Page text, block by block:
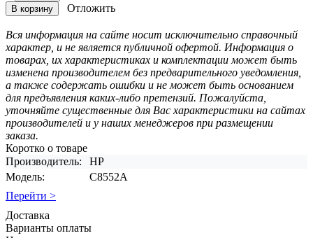
В корзину Отложить
Вся информация на сайте носит исключительно справочный
характер, и не является публичной офертой. Информация о
товарах, их характеристиках и комплектации может быть
изменена производителем без предварительного уведомления,
а также содержать ошибки и не может быть основанием
для предъявления каких-либо претензий. Пожалуйста,
уточняйте существенные для Вас характеристики на сайтах
производителей и у наших менеджеров при размещении
заказа.
Коротко о товаре
Производитель:
HP
Модель:
C8552A
Перейти >
Доставка
Варианты оплаты